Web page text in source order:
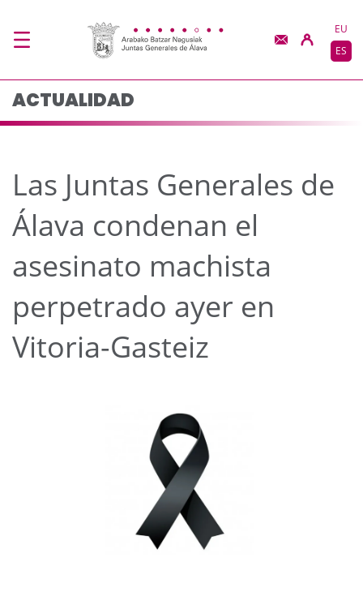
Las Juntas GeneralesEU
ES
ACTUALIDAD
Las Juntas Generales de
Álava condenan el
asesinato machista
perpetrado ayer en
Vitoria-Gasteiz